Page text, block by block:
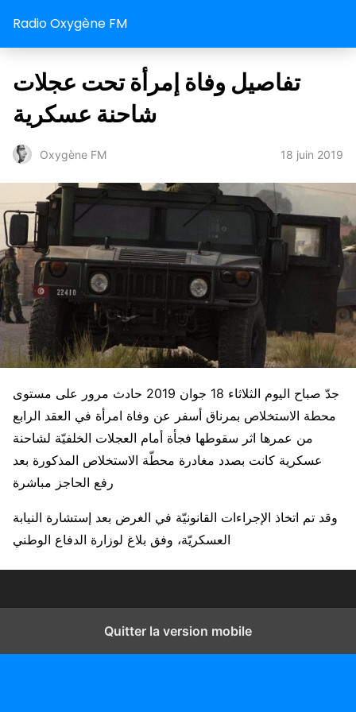
Radio Oxygène FM
تفاصيل وفاة إمرأة تحت عجلات
شاحنة عسكرية
Oxygène FM 18 juin 2019
جدّ صباح اليوم الثلاثاء 18 جوان 2019 حادث مرور على مستوى
محطة الاستخلاص بمرناق أسفر عن وفاة امرأة في العقد الرابع
من عمرها اثر سقوطها فجأة أمام العجلات الخلفيّة لشاحنة
عسكرية كانت بصدد مغادرة محطّة الاستخلاص المذكورة بعد
رفع الحاجز مباشرة
وقد تم اتخاذ الإجراءات القانونيّة في الغرض بعد إستشارة النيابة
العسكريّة، وفق بلاغ لوزارة الدفاع الوطني
Quitter la version mobile